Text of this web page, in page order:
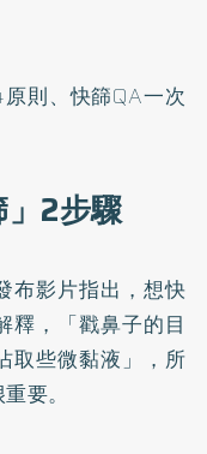
則、快篩QA一次
2步驟
布影片指出，想快
釋，「戳鼻子的目
取些微黏液」，所
要。